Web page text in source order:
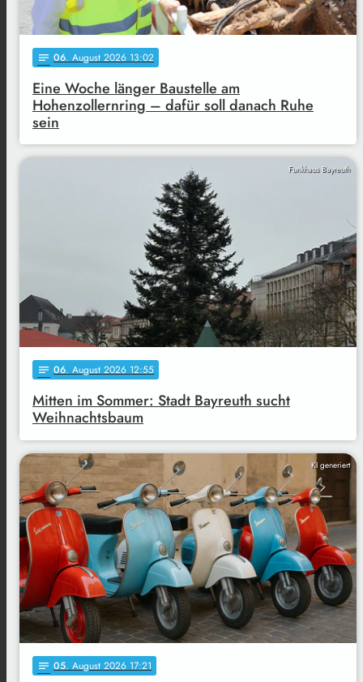
notes 06. August 2026 13:02
Eine Woche länger Baustelle am
Hohenzollernring – dafür soll danach Ruhe
sein
Funkhaus Bayreuth
notes 06. August 2026 12:55
Mitten im Sommer: Stadt Bayreuth sucht
Weihnachtsbaum
KI generiert
notes 05. August 2026 17:21